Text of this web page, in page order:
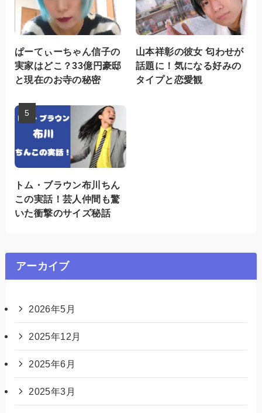
ぱーてぃーちゃん信子の
実家はどこ？33億円豪邸
と現在のお寺の秘密
山本祥彰の彼女 匂わせが
話題に！気になる好みの
タイプと恋愛観
トム・ブラウン布川ちん
この実話！芸人仲間も驚
いた衝撃のサイズ秘話
アーカイブ
2026年5月
2025年12月
2025年6月
2025年3月